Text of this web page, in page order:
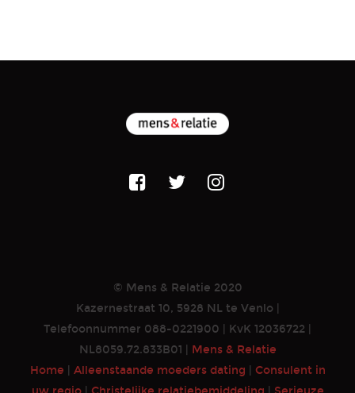
© Mens & Relatie 2020
Kazernestraat 10, 5928 NL te Venlo |
Telefoonnummer 088-0221900 | KvK 12036722 |
NL8059.72.833B01 | Mens & Relatie
Home
Alleenstaande moeders dating
Consulent in